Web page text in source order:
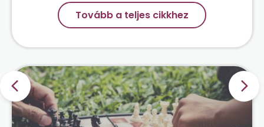
Tovább a teljes cikkhez